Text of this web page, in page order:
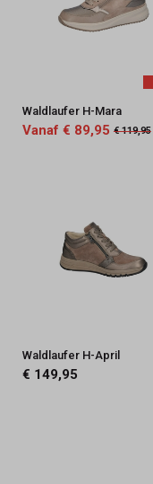
Waldlaufer H-Mara
Vanaf € 89,95 € 119,95
Waldlaufer H-April
€ 149,95